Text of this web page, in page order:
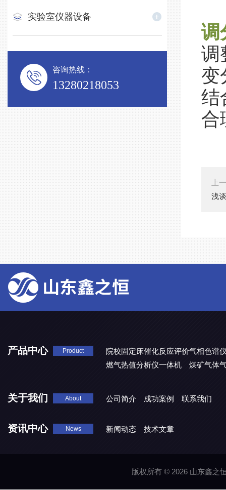
实验室仪器设备
咨询热线：
13280218053
调
调
变
结
合
上
浅
产品中心 Product
院校固定床催化反应评价气相色谱
燃气热值分析仪一体机
煤矿气体
关于我们 About 公司简介 成功案例 联系我们
资讯中心 News 新闻动态 技术文章
版权所有 © 2026 山东鑫之